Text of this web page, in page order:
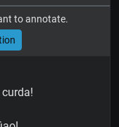
to annotate.
curda!